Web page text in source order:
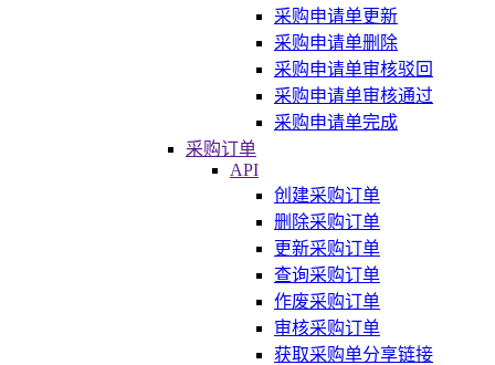
采购申请单更新
采购申请单删除
采购申请单审核驳回
采购申请单审核通过
采购申请单完成
采购订单
API
创建采购订单
删除采购订单
更新采购订单
查询采购订单
作废采购订单
审核采购订单
获取采购单分享链接